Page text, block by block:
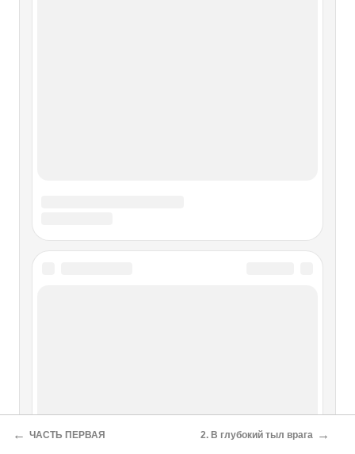
← ЧАСТЬ ПЕРВАЯ 2. В глубокий тыл врага →